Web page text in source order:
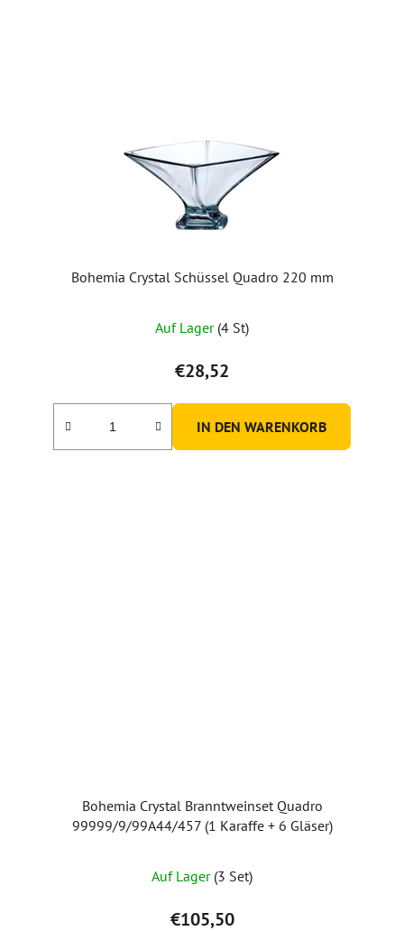
Bohemia Crystal Schüssel Quadro 220 mm
Auf Lager (4 St)
€28,52
IN DEN WARENKORB
Bohemia Crystal Branntweinset Quadro
99999/9/99A44/457 (1 Karaffe + 6 Gläser)
Auf Lager (3 Set)
€105,50